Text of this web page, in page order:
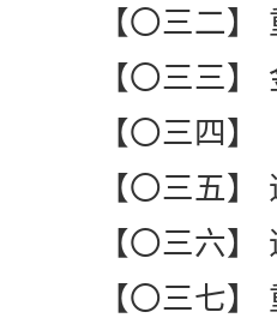
【〇三二
【〇三三
【〇三四
【〇三五
【〇三六
【〇三七